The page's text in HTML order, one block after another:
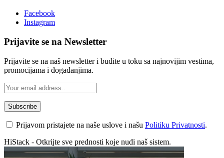
Facebook
Instagram
Prijavite se na Newsletter
Prijavite se na naš newsletter i budite u toku sa najnovijim vestima,
promocijama i događanjima.
Prijavom pristajete na naše uslove i našu Politiku Privatnosti.
HiStack - Otkrijte sve prednosti koje nudi naš sistem.